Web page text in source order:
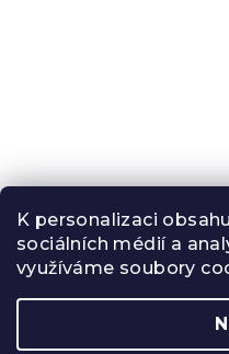
K personalizaci
sociálních médií a
využíváme soubory